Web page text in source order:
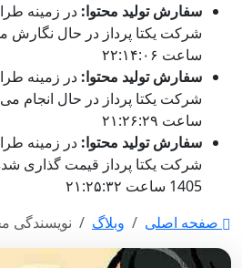
سفارش تولید محتوا: در زمینه
ساعت ۲۲:۱۴:۰۶
سفارش تولید محتوا: در زمینه
ساعت ۲۱:۲۶:۲۹
سفارش تولید محتوا: در زمینه
1405 ساعت ۲۱:۲۵:۳۲
صفحه اصلی
وبلاگ نویسندگی